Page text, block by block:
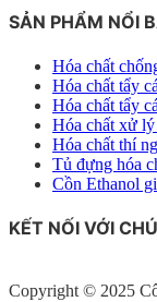
SẢN PHẨM NỔI
Hóa chất
Hóa chất tẩy
Hóa chất tẩy
Hóa chất xử
Hóa chất thí
Tủ đựng hóa
Cồn Ethanol
KẾT NỐI VỚI
Copyright © 2025